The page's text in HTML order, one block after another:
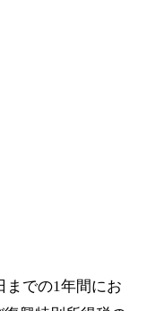
までの1年間にお